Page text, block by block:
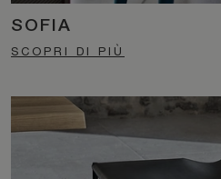
SOFIA
SCOPRI DI PIÙ